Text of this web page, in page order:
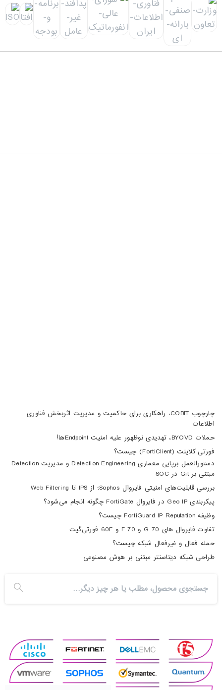
چارچوب COBIT، راهکاری برای حاکمیت و مدیریت اثربخش فناوری
اطلاعات
حملات BYOVD، تهدیدی نوظهور علیه امنیت Endpointها!
فورتی کلاینت (FortiClient) چیست؟
دستورالعمل برپایی معماری Detection Engineering و مدیریت Detection
مبتنی بر Git در SOC
بررسی قابلیت‌های امنیتی فایروال Sophos؛ از IPS تا Web Filtering
پیکربندی Geo IP در فایروال FortiGate چگونه انجام می‌شود؟
وظیفه FortiGuard IP Reputation چیست؟
تفاوت فایروال های 70 G و 70 F و 60F فورتی‌گیت
حمله فعال و غیرفعال شبکه چیست؟
طراحی شبکه دیتاسنتر مبتنی بر هوش مصنوعی